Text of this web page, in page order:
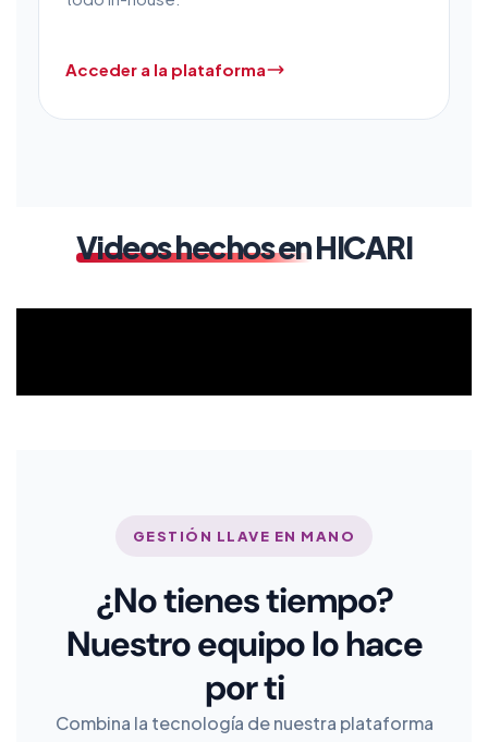
Acceder a la plataforma
Videos hechos enHICARI
GESTIÓN LLAVE EN MANO
¿No tienes tiempo?
Nuestro equipo lo hace
por ti
Combina la tecnología de nuestra plataforma